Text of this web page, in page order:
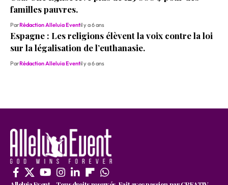
familles pauvres.
ParRédaction Alleluia Eventil y a 6 ans
Espagne : Les religions élèvent la voix contre la loi
sur la légalisation de l’euthanasie.
ParRédaction Alleluia Eventil y a 6 ans